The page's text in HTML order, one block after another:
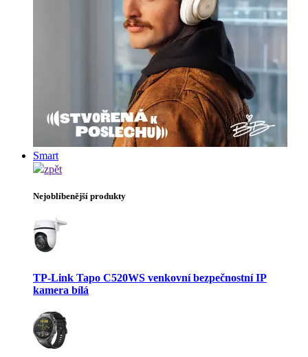
Smart
zpět
Nejoblíbenější produkty
TP-Link Tapo C520WS venkovní bezpečnostní IP
kamera bílá